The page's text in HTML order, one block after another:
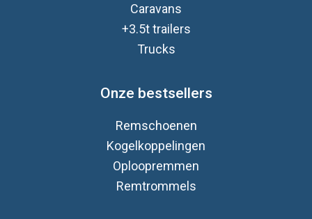
Caravans
+3.5t trailers
Trucks
Onze bestsellers
Remschoenen
Kogelkoppelingen
Oploopremmen
Remtrommels